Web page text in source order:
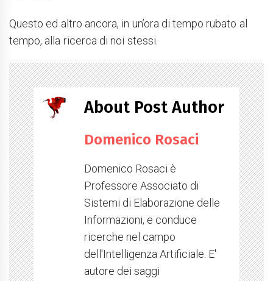
Questo ed altro ancora, in un’ora di tempo rubato al
tempo, alla ricerca di noi stessi.
About Post Author
Domenico Rosaci
Domenico Rosaci è
Professore Associato di
Sistemi di Elaborazione delle
Informazioni, e conduce
ricerche nel campo
dell'Intelligenza Artificiale. E'
autore dei saggi